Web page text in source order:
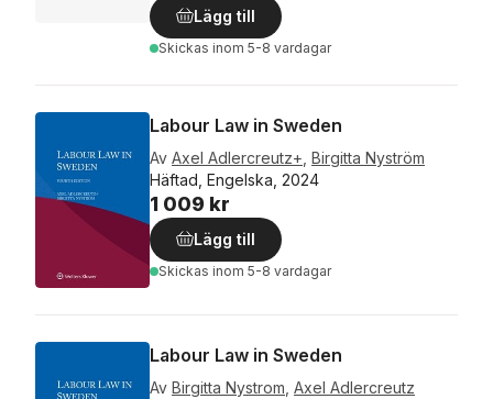
Lägg till
Skickas inom 5-8 vardagar
Labour Law in Sweden
Av Axel Adlercreutz+ Birgitta Nyström
Häftad, Engelska, 2024
1 009 kr
Lägg till
Skickas inom 5-8 vardagar
Labour Law in Sweden
Av Birgitta Nystrom Axel Adlercreutz